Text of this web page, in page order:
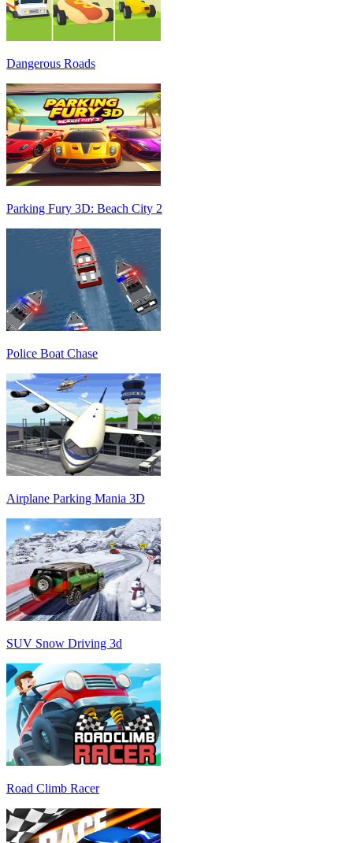
Dangerous Roads
Parking Fury 3D: Beach City 2
Police Boat Chase
Airplane Parking Mania 3D
SUV Snow Driving 3d
Road Climb Racer